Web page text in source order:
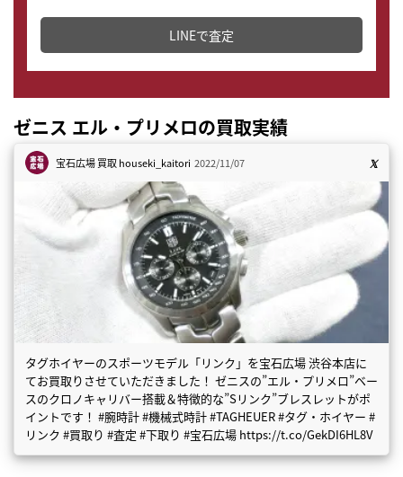
どこからでもすぐに査定金額を知ることが出来ます。
LINEで査定
ゼニス エル・プリメロの買取実績
宝石広場 買取houseki_kaitori 2022/11/07
タグホイヤーのスポーツモデル「リンク」を宝石広場 渋谷本店に
てお買取りさせていただきました！ ゼニスの”エル・プリメロ”ベー
スのクロノキャリバー搭載＆特徴的な”Sリンク”ブレスレットがポ
イントです！ #腕時計 #機械式時計 #TAGHEUER #タグ・ホイヤー #
リンク #買取り #査定 #下取り #宝石広場 https://t.co/GekDI6HL8V